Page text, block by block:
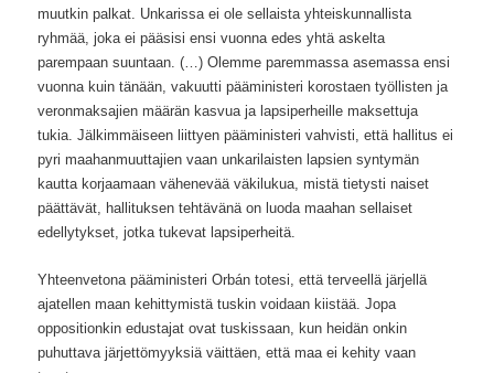
muutkin palkat. Unkarissa ei ole sellaista yhteiskunnallista
ryhmää, joka ei pääsisi ensi vuonna edes yhtä askelta
parempaan suuntaan. (…) Olemme paremmassa asemassa ensi
vuonna kuin tänään, vakuutti pääministeri korostaen työllisten ja
veronmaksajien määrän kasvua ja lapsiperheille maksettuja
tukia. Jälkimmäiseen liittyen pääministeri vahvisti, että hallitus ei
pyri maahanmuuttajien vaan unkarilaisten lapsien syntymän
kautta korjaamaan vähenevää väkilukua, mistä tietysti naiset
päättävät, hallituksen tehtävänä on luoda maahan sellaiset
edellytykset, jotka tukevat lapsiperheitä.
Yhteenvetona pääministeri Orbán totesi, että terveellä järjellä
ajatellen maan kehittymistä tuskin voidaan kiistää. Jopa
oppositionkin edustajat ovat tuskissaan, kun heidän onkin
puhuttava järjettömyyksiä väittäen, että maa ei kehity vaan